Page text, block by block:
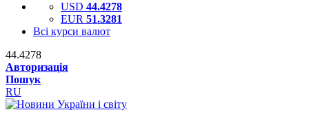
USD 44.4278
EUR 51.3281
Всі курси валют
44.4278
Авторизація
Пошук
RU